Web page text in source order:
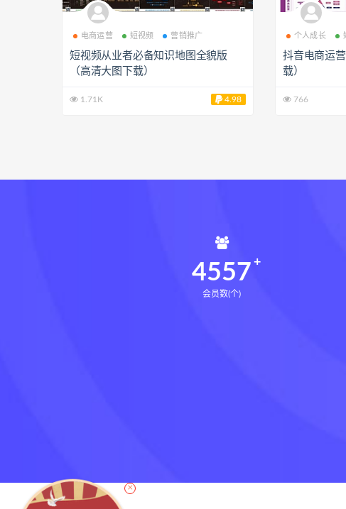
电商运营 短视频 营销推广
短视频从业者必备知识地图全貌版
（高清大图下载）
1.71K 4.98
个人成长
抖音电商运
载）
766
4591
会员数(个)
×